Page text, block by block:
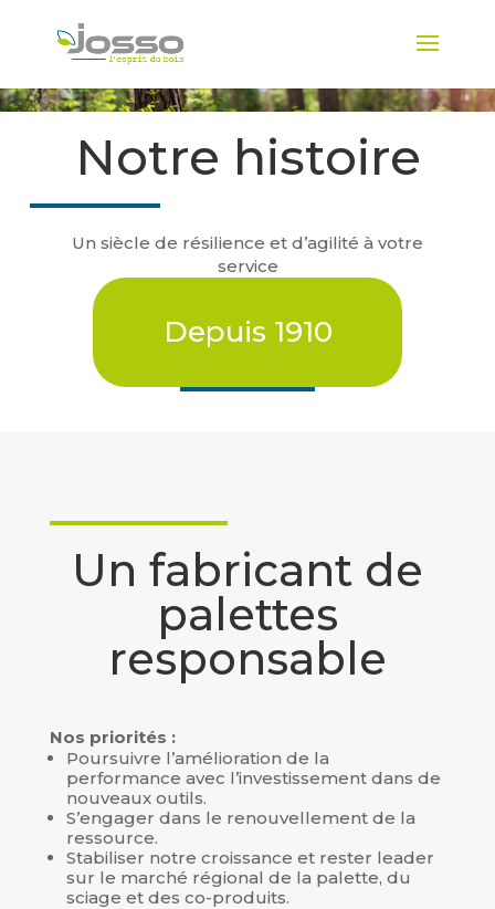
Notre histoire
Un siècle de résilience et d’agilité à votre
service
Depuis 1910
Un fabricant de
palettes
responsable
Nos priorités :
Poursuivre l’amélioration de la
performance avec l’investissement dans de
nouveaux outils.
S’engager dans le renouvellement de la
ressource.
Stabiliser notre croissance et rester leader
sur le marché régional de la palette, du
sciage et des co-produits.